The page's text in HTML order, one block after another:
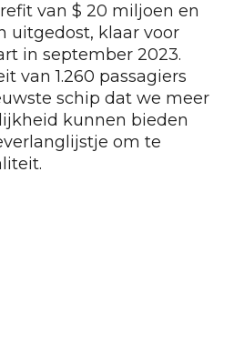
van $ 20 miljoen en
uitgedost, klaar voor
in september 2023.
van 1.260 passagiers
schip dat we meer
kunnen bieden
om te